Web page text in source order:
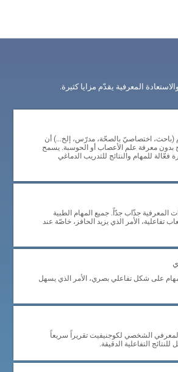
المعرفية يقدّم مزايا كثيرة.
اختصاصيّ بالصحّة، مدرّس، إلخ...) أن
بدون معرفة علم الأعصاب أو الحوسبة. يسمح
فعّالة للمهام والنتائج للتدريب الدماغي
المعرفية جذّاب جدّاً. جميع المهام الطبية
تفاعلية، الأمر الذي يزيد الحافز، خاصّة عند
على شكل تفاعلي بصري، الأمر الذي يسهل
المعرفي الشخصي لكوجنيفيت تقريراً سريعاً
للنتائج التفاعلية الدقيقة.